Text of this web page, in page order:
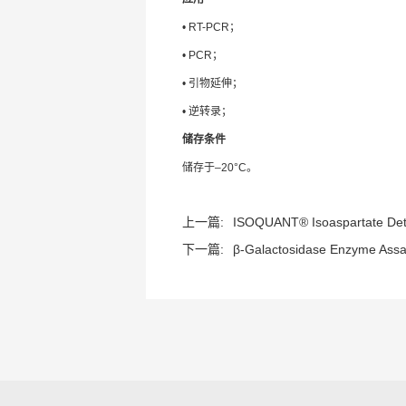
• RT-PCR；
• PCR；
• 引物延伸；
• 逆转录；
储存条件
储存于–20°C。
上一篇:
ISOQUANT® Isoaspartate
下一篇:
β-Galactosidase Enzyme